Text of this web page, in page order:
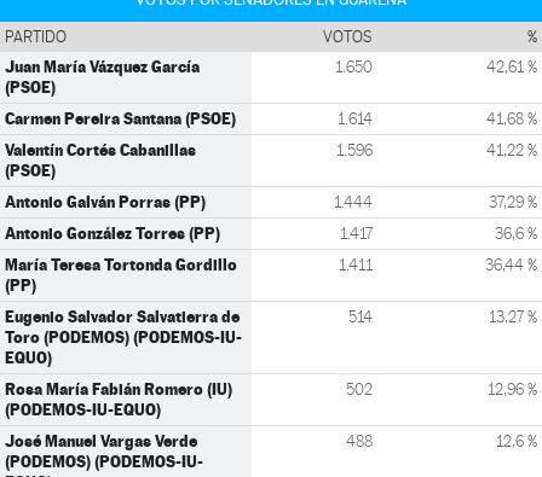
PARTIDO VOTOS %
Juan María Vázquez García
(PSOE)
1.650 42,61 %
Carmen Pereira Santana (PSOE) 1.614 41,68 %
Valentín Cortés Cabanillas
(PSOE)
1.596 41,22 %
Antonio Galván Porras (PP) 1.444 37,29 %
Antonio González Torres (PP) 1.417 36,6 %
María Teresa Tortonda Gordillo
(PP)
1.411 36,44 %
Eugenio Salvador Salvatierra de
Toro (PODEMOS) (PODEMOS-IU-
EQUO)
514 13,27 %
Rosa María Fabián Romero (IU)
(PODEMOS-IU-EQUO)
502 12,96 %
José Manuel Vargas Verde
(PODEMOS) (PODEMOS-IU-
488 12,6 %